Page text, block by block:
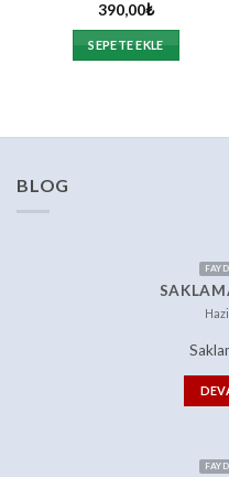
390,00₺
SEPETE EKLE
BLOG